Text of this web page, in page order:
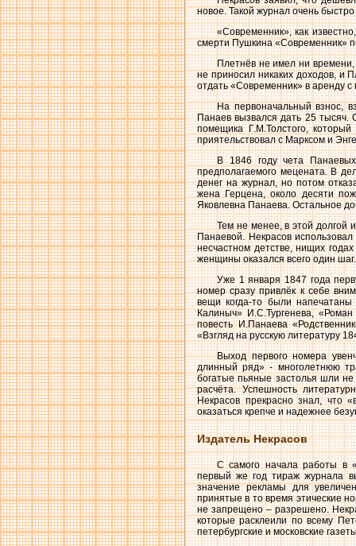
новое. Такой журнал очень
«Современник», как
смерти Пушкина «Современник»
Плетнёв не имел ни
не приносил никаких доходов, и
отдать «Современник» в аренду
На первоначальный взнос,
Панаев вызвался дать 25 тысяч.
помещика Г.М.Толстого,
приятельствовал с Марксом и
В 1846 году чета
предполагаемого мецената. В
денег на журнал, но потом
жена Герцена, около десяти
Яковлевна Панаева. Остальное
Тем не менее, в этой долгой
Панаевой. Некрасов
несчастном детстве, нищих
женщины оказался всего один шаг.
Уже 1 января 1847 года
номер сразу привлёк к себе
вещи когда-то были
Калиныч» И.С.Тургенева,
повесть И.Панаева
«Взгляд на русскую литературу
Выход первого номера
длинный ряд» - многолетнюю
богатые пьяные застолья шли не
расчёта. Успешность
Некрасов прекрасно знал, что
оказаться крепче и надежнее
Издатель Некрасов
С самого начала работы в
первый же год тираж журнала
значение рекламы для
принятые в то время этические
не запрещено – разрешено.
которые расклеили по всему
петербургские и московские